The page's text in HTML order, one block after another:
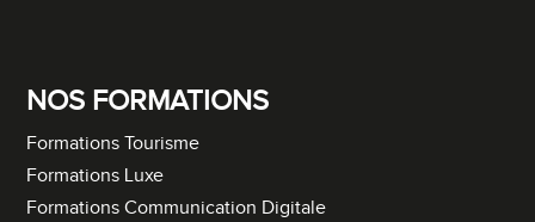
NOS FORMATIONS
Formations Tourisme
Formations Luxe
Formations Communication Digitale